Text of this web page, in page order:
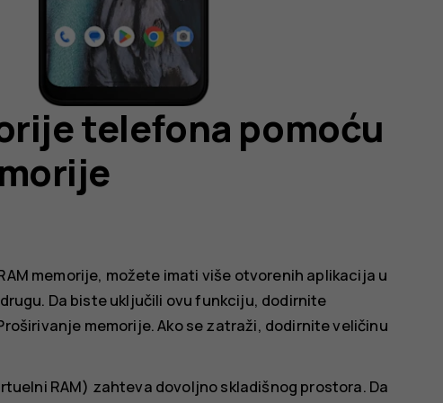
telefona pomoću
memorije, možete imati više otvorenih aplikacija u
Da biste uključili ovu funkciju, dodirnite
memorije. Ako se zatraži, dodirnite veličinu
RAM) zahteva dovoljno skladišnog prostora. Da